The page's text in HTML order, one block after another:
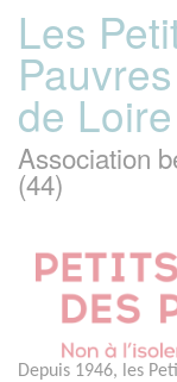
Les
de Loire
Association
(44)
Depuis 1946, les